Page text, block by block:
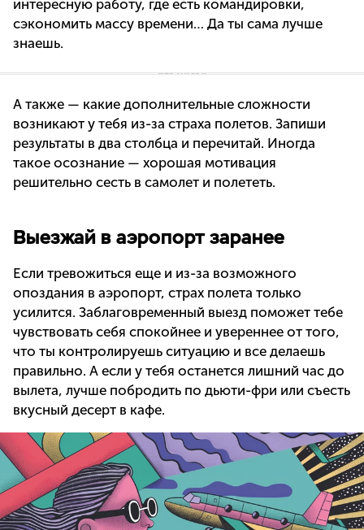
интересную работу, где есть командировки,
сэкономить массу времени… Да ты сама лучше
знаешь.
А также — какие дополнительные сложности
возникают у тебя из-за страха полетов. Запиши
результаты в два столбца и перечитай. Иногда
такое осознание — хорошая мотивация
решительно сесть в самолет и полететь.
Выезжай в аэропорт заранее
Если тревожиться еще и из-за возможного
опоздания в аэропорт, страх полета только
усилится. Заблаговременный выезд поможет тебе
чувствовать себя спокойнее и увереннее от того,
что ты контролируешь ситуацию и все делаешь
правильно. А если у тебя останется лишний час до
вылета, лучше побродить по дьюти-фри или съесть
вкусный десерт в кафе.